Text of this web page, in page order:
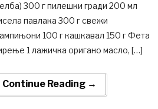
300 г пилешки гради 200 мл
павлака 300 г свежи
100 г кашкавал 150 г Фета
1 лажичка оригано масло, […]
Continue Reading →